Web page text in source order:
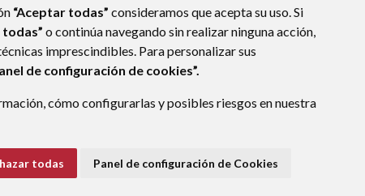
“Aceptar todas” consideramos que acepta su uso. Si
todas” o continúa navegando sin realizar ninguna acción,
imprescindibles. Para personalizar sus
de configuración de cookies”.
cómo configurarlas y posibles riesgos en nuestra
todas Panel de configuración de Cookies